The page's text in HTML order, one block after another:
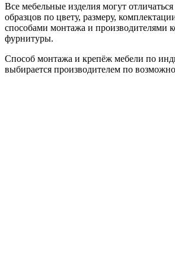
Все мебельные изделия могут
образцов по цвету, размеру,
способами монтажа и производителями
фурнитуры.
Способ монтажа и крепёж мебели по
выбирается производителем по